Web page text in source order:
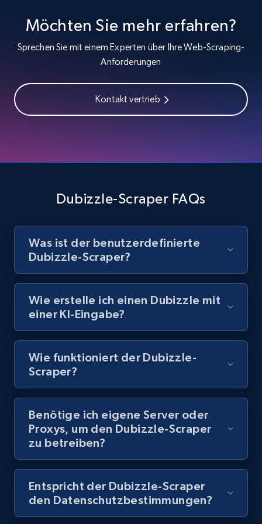
channel URL
URL, Title, Youtuber, Youtuber md5, Video url,
Video length, Likes, Views, and more.
714+ Gratis testen
keyword and then apply relevant video
URL, Title, Youtuber, Youtuber md5, Video url,
8.1K+ 714+ Gratis testen
Youtube - Videos posts - Collect YouTube
posts by hashtags
URL, Title, Youtuber, Youtuber md5, Video url,
8.1K+
Youtube - Videos posts - Discovery records
by Explore page URL
URL, Title, Youtuber, Youtuber md5, Video url,
Video length, Likes, Views, and more.
Möchten Sie mehr erfahren?
Sprechen Sie mit einem Experten über Ihre Web-Scraping-
Anforderungen
Kontakt vertrieb
Dubizzle-Scraper FAQs
Was ist der benutzerdefinierte
Dubizzle-Scraper?
Wie erstelle ich einen Dubizzle mit
einer KI-Eingabe?
Wie funktioniert der Dubizzle-
Scraper?
Benötige ich eigene Server oder
Proxys, um den Dubizzle-Scraper
zu betreiben?
Entspricht der Dubizzle-Scraper
den Datenschutzbestimmungen?